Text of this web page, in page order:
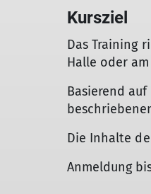
Kursziel
Das Training
Halle oder
Basierend
Die Inhalte
Anmeldung